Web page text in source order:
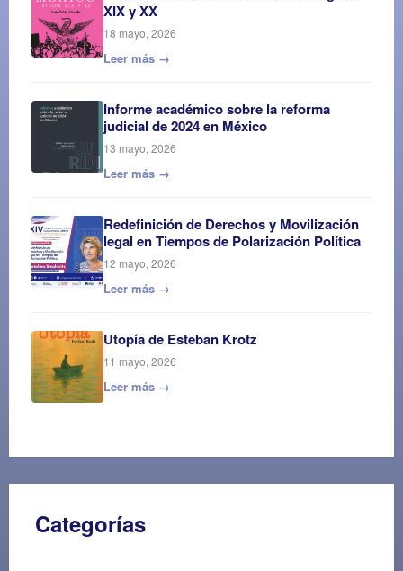
XIX y XX
18 mayo, 2026
Leer más →
Informe académico sobre la reforma
judicial de 2024 en México
13 mayo, 2026
Leer más →
Redefinición de Derechos y Movilización
legal en Tiempos de Polarización Política
12 mayo, 2026
Leer más →
Utopía de Esteban Krotz
11 mayo, 2026
Leer más →
Categorías